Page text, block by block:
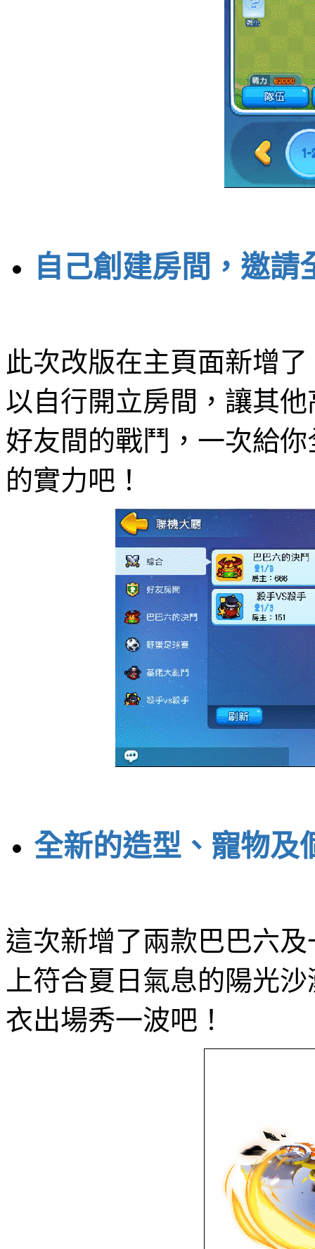
自己創建房間，邀
此次改版在主頁面新增
以自行開立房間，讓其
好友間的戰鬥，一次給
的實力吧！
全新的造型、寵物及
這次新增了兩款巴巴六
上符合夏日氣息的陽光
衣出場秀一波吧！